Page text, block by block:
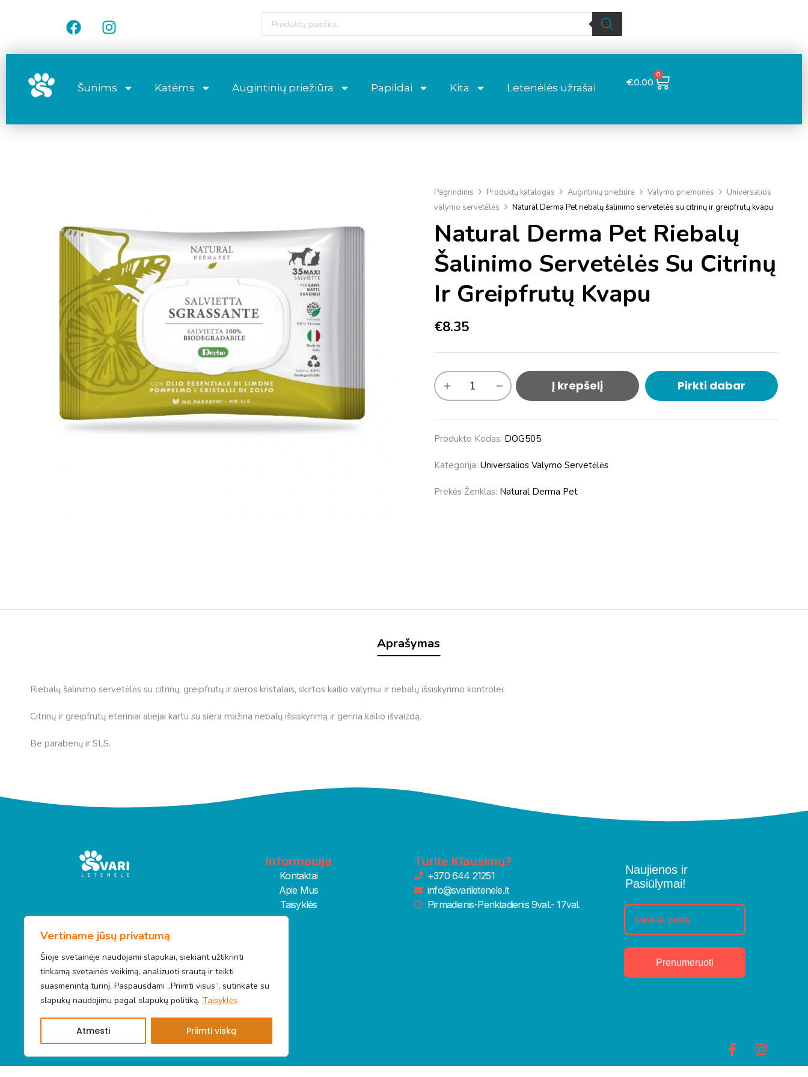
Vertiname jūsų privatumą
Šioje svetainėje naudojami slapukai, siekiant užtikrinti
tinkamą svetainės veikimą, analizuoti srautą ir teikti
suasmenintą turinį. Paspausdami „Priimti visus“, sutinkate su
slapukų naudojimu pagal slapukų politiką. Taisyklės
Atmesti Priimti viską
Šunims Katėms Augintinių priežiūra Papildai Kita Letenėlės užrašai €0.00
0
Pagrindinis Produktų katalogas Augintinių priežiūra Valymo priemonės
Universalios
valymo servetėlės
Natural Derma Pet riebalų šalinimo servetėlės ​​su citrinų ir greipfrutų kvapu
Natural Derma Pet Riebalų
Šalinimo Servetėlės ​​su Citrinų
Ir Greipfrutų Kvapu
€8.35
Į krepšelį Pirkti dabar
Produkto Kodas: DOG505
Kategorija: Universalios Valymo Servetėlės
Prekės Ženklas: Natural Derma Pet
Aprašymas
Riebalų šalinimo servetėlės ​​su citrinų, greipfrutų ir sieros kristalais, skirtos kailio valymui ir riebalų išsiskyrimo kontrolei.
Citrinų ir greipfrutų eteriniai aliejai kartu su siera mažina riebalų išsiskyrimą ir gerina kailio išvaizdą.
Be parabenų ir SLS.
Išmanūs sprendimai /papildai/
specializuotas maistas mažoms
veislėms
Informacija
Kontaktai
Apie Mus
Taisyklės
Turite Klausimų?
+370 644 21251
info@svariletenele.lt
Pirmadienis-Penktadienis 9val.- 17val.
Naujienos ir
Pasiūlymai!
Prenumeruoti